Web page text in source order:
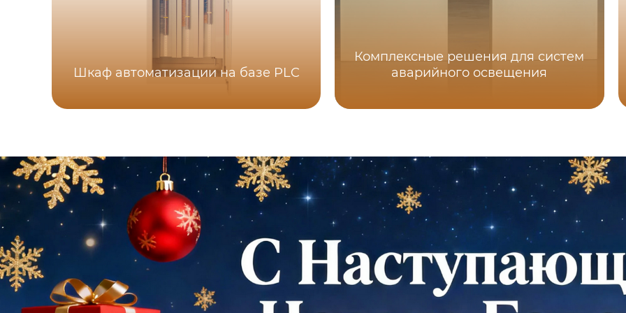
Шкаф автоматизации на базе PLC
Комплексные решения для систем
аварийного освещения